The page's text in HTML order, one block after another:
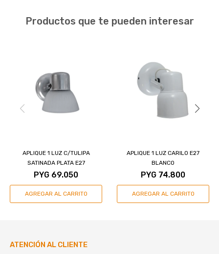
Productos que te pueden interesar
APLIQUE 1 LUZ C/TULIPA
SATINADA PLATA E27
PYG 69.050
APLIQUE 1 LUZ CARILO E27
BLANCO
PYG 74.800
ATENCIÓN AL CLIENTE